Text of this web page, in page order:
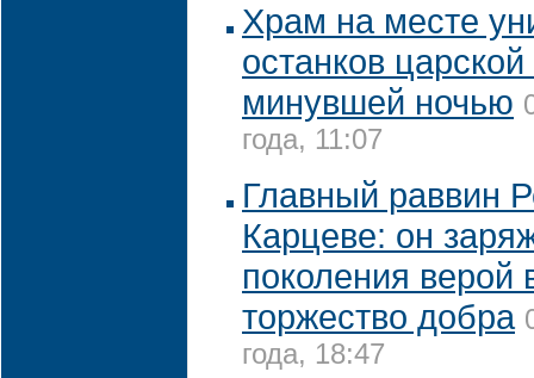
Храм на месте
останков
минувшей ночью
года, 11:07
Главный раввин
Карцеве: он
поколения верой
торжество добра
года, 18:47